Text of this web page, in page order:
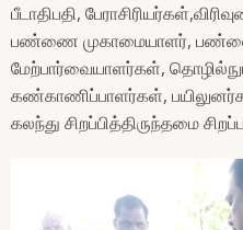
பீடாதிபதி,
பண்ணை முகாமையாளர்,
மேற்பார்வையாளர்கள்,
கண்காணிப்பாளர்கள்,
கலந்து சிறப்பித்திருந்தமை